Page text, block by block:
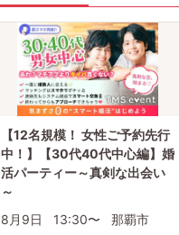
【12名規模！ 女性ご予約先行
中！】【30代40代中心編】婚
活パーティー～真剣な出会い
～
8月9日
13:30〜 那覇市